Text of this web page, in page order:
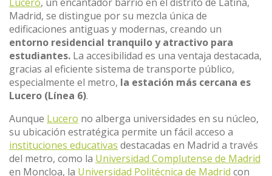
Madrid, se distingue por su mezcla única de
edificaciones antiguas y modernas, creando un
entorno residencial tranquilo y atractivo para
estudiantes. La accesibilidad es una ventaja destacada,
gracias al eficiente sistema de transporte público,
especialmente el metro, la estación más cercana es
Lucero (Línea 6).
Aunque Lucero no alberga universidades en su núcleo,
su ubicación estratégica permite un fácil acceso a
instituciones educativas destacadas en Madrid a través
del metro, como la Universidad Complutense de Madrid
en Moncloa, la Universidad Politécnica de Madrid con